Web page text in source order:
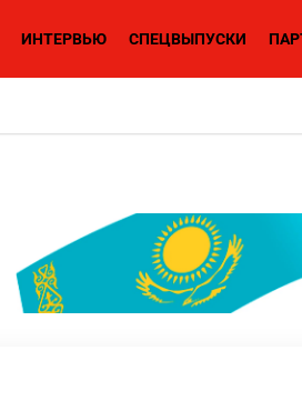
ИНТЕРВЬЮ СПЕЦВЫПУСКИ